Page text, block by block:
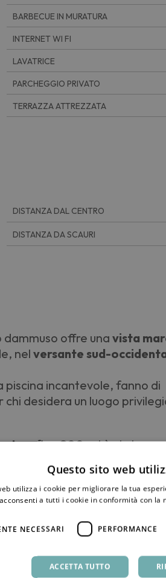
BARBECUE IN MURATURA
INTERNET WI FI
LAVATRICE
PARCHEGGIO PRIVATO
TERRAZZA ATTREZZATA
DISTANZA DAL CENTRO
DISTANZA DA SCAURI
dammuso offre una vista
nelversante sud-
incantevole, fanno di
desidera un luogo
a fine 800ed è stato
che ha firmato le case
è composta da più
di guest-house,così da
cucina abitabile con vista
che ospita il letto
Questo sito web
utilizza i cookie per migliorare la tua
a tutti i cookie in conformità con la
NECESSARI PERFORMANCE
ACCETTA TUTTO